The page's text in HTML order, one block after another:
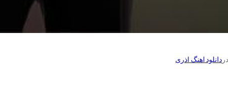
دردانلود اهنگ اذری